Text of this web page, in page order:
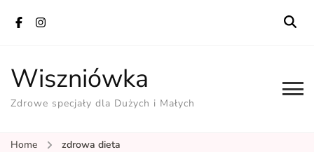
Wiszniówka
Zdrowe specjały dla Dużych i Małych
Home zdrowa dieta